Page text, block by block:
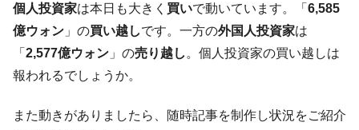
韓国政府『BYD』車への補助金を全廃 ⇒ 実
は韓国で『BYD』車は売れている。6カ月で対前年同期比
1.9倍！
『Money1』
在韓米国大使スティールが着韓！⇒ さっそ
ドを掲げる「在韓反米勢力」
個人投資家は本日も大きく 買いで動いています。「 6,585
億ウォン 」の買い越しです。一方の外国人投資家は
「 2,577億ウォン 」の売り越し 。個人投資家の買い越しは
報われるでしょうか。
また動きがありましたら、随時記事を制作し状況をご紹介